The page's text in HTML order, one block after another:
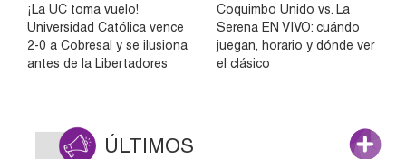
¡La UC toma vuelo!
Universidad Católica vence
2-0 a Cobresal y se ilusiona
antes de la Libertadores
Coquimbo Unido vs. La
Serena EN VIVO: cuándo
juegan, horario y dónde ver
el clásico
ÚLTIMOS